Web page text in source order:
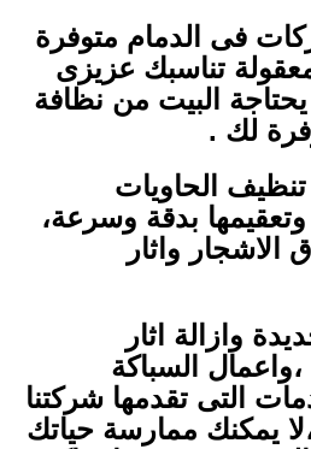
فى الدمام متوفرة
تناسبك عزيزى
البيت من نظافة
لك .
الحاويات
بدقة وسرعة،
واثار
وازالة اثار
السباكة
التى تقدمها شركتنا
يمكنك ممارسة حياتك